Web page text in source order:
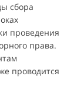
сбора
проведения
права.
проводится